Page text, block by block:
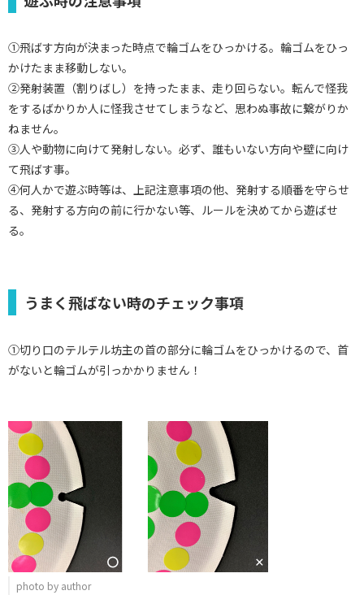
①飛ばす方向が決まった時点で輪ゴムをひっかける。輪ゴムをひっ
かけたまま移動しない。
②発射装置（割りばし）を持ったまま、走り回らない。転んで怪我
をするばかりか人に怪我させてしまうなど、思わぬ事故に繋がりか
ねません。
③人や動物に向けて発射しない。必ず、誰もいない方向や壁に向け
て飛ばす事。
④何人かで遊ぶ時等は、上記注意事項の他、発射する順番を守らせ
る、発射する方向の前に行かない等、ルールを決めてから遊ばせ
る。
うまく飛ばない時のチェック事項
①切り口のテルテル坊主の首の部分に輪ゴムをひっかけるので、首
がないと輪ゴムが引っかかりません！
photo by author